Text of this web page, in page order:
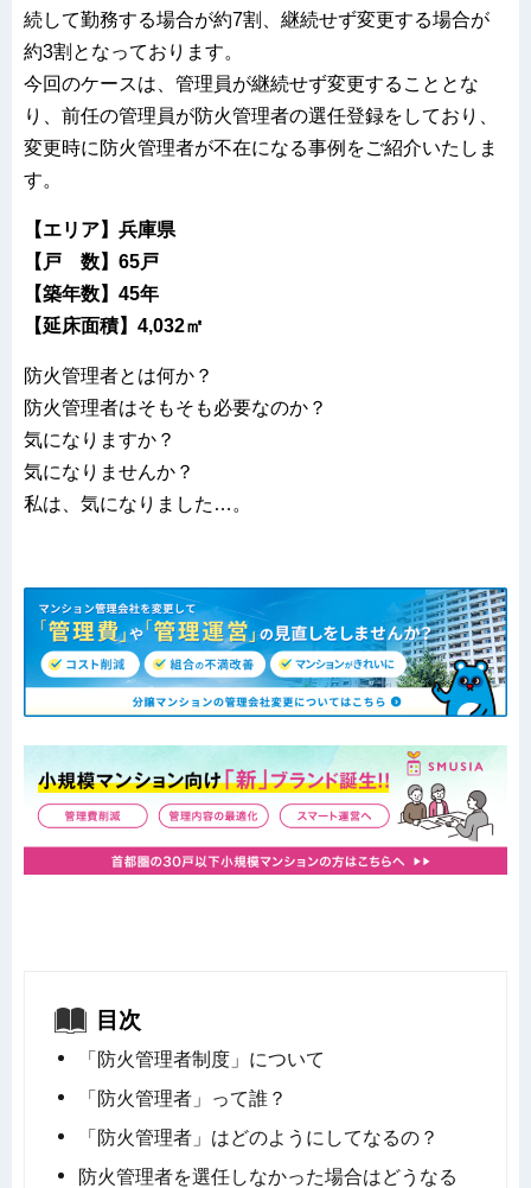
続して勤務する場合が約7割、継続せず変更する場合が
約3割となっております。
今回のケースは、管理員が継続せず変更することとな
り、前任の管理員が防火管理者の選任登録をしており、
変更時に防火管理者が不在になる事例をご紹介いたしま
す。
【エリア】兵庫県
【戸 数】65戸
【築年数】45年
【延床面積】4,032㎡
防火管理者とは何か？
防火管理者はそもそも必要なのか？
気になりますか？
気になりませんか？
私は、気になりました…。
目次
「防火管理者制度」について
「防火管理者」って誰？
「防火管理者」はどのようにしてなるの？
防火管理者を選任しなかった場合はどうなる